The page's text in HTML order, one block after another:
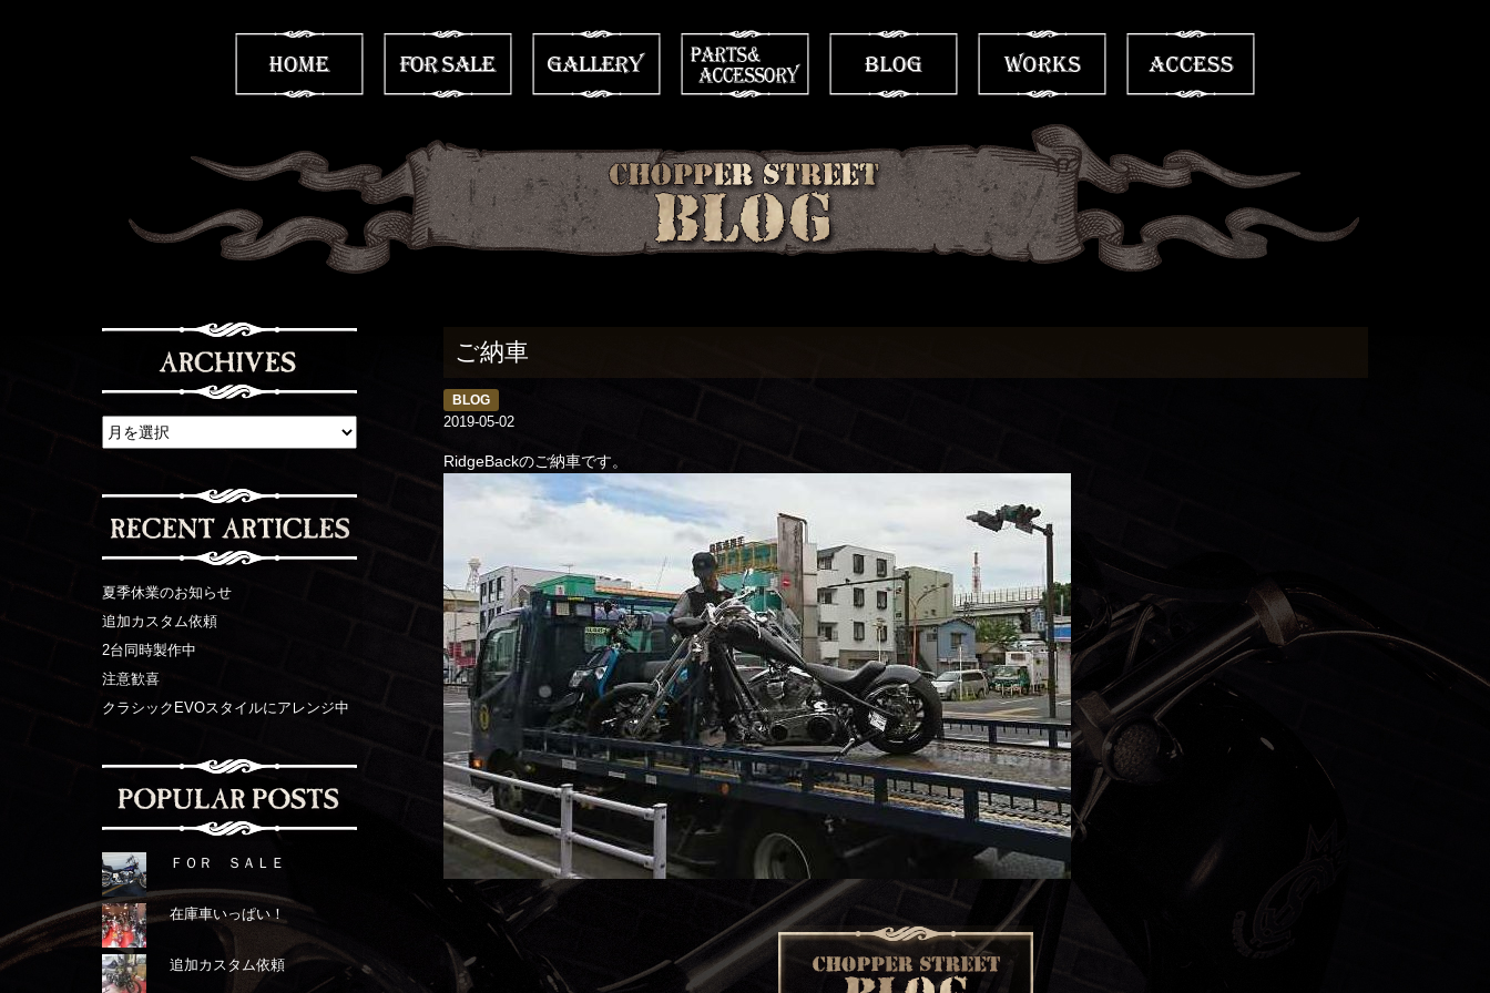
夏季休業のお知らせ
追加カスタム依頼
2台同時製作中
注意歓喜
クラシックEVOスタイルにアレンジ中
ＦＯＲ ＳＡＬＥ
在庫車いっぱい！
追加カスタム依頼
ご納車
BLOG
2019-05-02
RidgeBackのご納車です。